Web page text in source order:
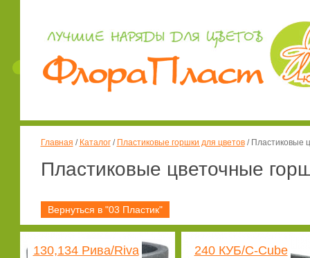
Главная / Каталог/ Пластиковые горшки для цветов/ Пластиковые
Пластиковые цветочные
Вернуться в "03 Пластик"
130,134 Рива/Riva
240 КУБ/C-Cube